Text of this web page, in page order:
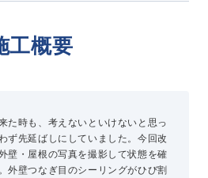
）
）
工概要
た時も、考えないといけないと思っ
ず先延ばしにしていました。今回改
壁・屋根の写真を撮影して状態を確
外壁つなぎ目のシーリングがひび割